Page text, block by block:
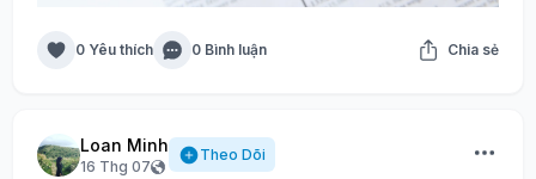
0 Yêu thích 0 Bình luận Chia sẻ
Loan Minh
16 Thg 07
Theo Dõi